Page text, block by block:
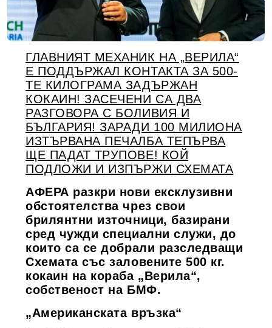
ГЛАВНИЯТ МЕХАНИК НА „ВЕРИЛА“
Е ПОДДЪРЖАЛ КОНТАКТА ЗА 500-
ТЕ КИЛОГРАМА ЗАДЪРЖАН
КОКАИН! ЗАСЕЧЕНИ СА ДВА
РАЗГОВОРА С БОЛИВИЯ И
БЪЛГАРИЯ! ЗАРАДИ 100 МИЛИОНА
ИЗТЪРВАНА ПЕЧАЛБА ТЕПЪРВА
ЩЕ ПАДАТ ТРУПОВЕ! КОЙ
ПОДЛОЖИ И ИЗПЪРЖИ СХЕМАТА
АФЕРА разкри нови ексклузивни
обстоятелства чрез свои
брилянтни източници, базирани
сред чужди специални служи, до
които са се добрали разследващи
Схемата със заловените 500 кг.
кокаин на кораба „Верила“,
собственост на БМФ.
„Американската връзка“